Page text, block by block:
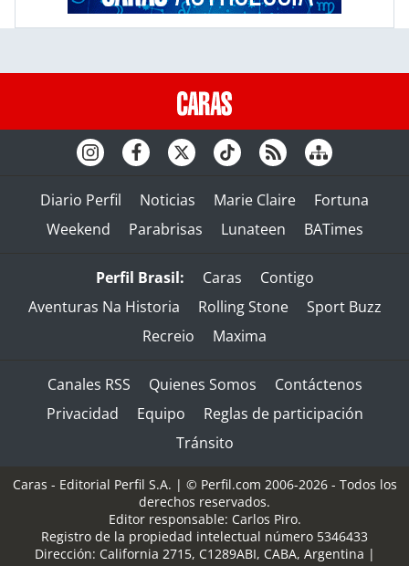
Diario Perfil Noticias Marie Claire
Fortuna
Weekend
Parabrisas Lunateen BATimes
Perfil Brasil: Caras
Contigo
Aventuras Na Historia
Rolling Stone
Sport Buzz
Recreio
Maxima
Canales RSS Quienes Somos
Contáctenos
Privacidad
Equipo
Reglas de participación
Tránsito
Caras - Editorial Perfil S.A. | © Perfil.com 2006-2026 - Todos los
derechos reservados.
Editor responsable: Carlos Piro.
Registro de la propiedad intelectual número 5346433
Dirección: California 2715, C1289ABI, CABA, Argentina |